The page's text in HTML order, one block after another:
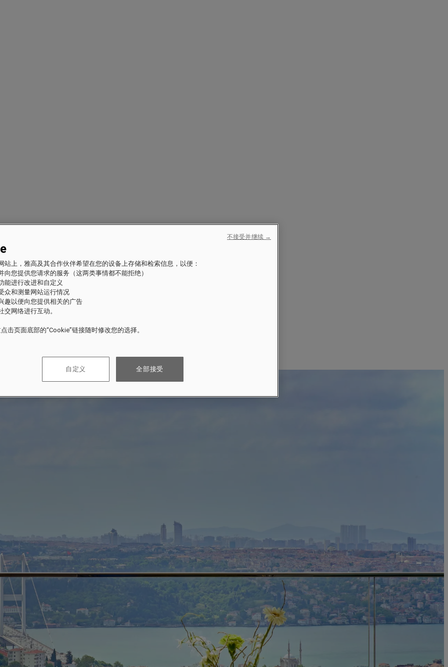
站上，雅高及其合作伙伴希望在您的设备上存储和检索信息，以便：
向您提供您请求的服务（这两类事情都不能拒绝）
能进行改进和自定义
众和测量网站运行情况
趣以便向您提供相关的广告
交网络进行互动。
击页面底部的“Cookie”链接随时修改您的选择。
自定义 全部接受
不接受并继续 →